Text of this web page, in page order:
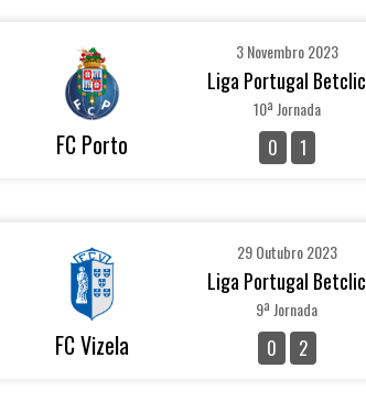
FC Porto
3 Novembro 2023
Liga Portugal Betclic
10ª Jornada
0 1
FC Vizela
29 Outubro 2023
Liga Portugal Betclic
9ª Jornada
0 2